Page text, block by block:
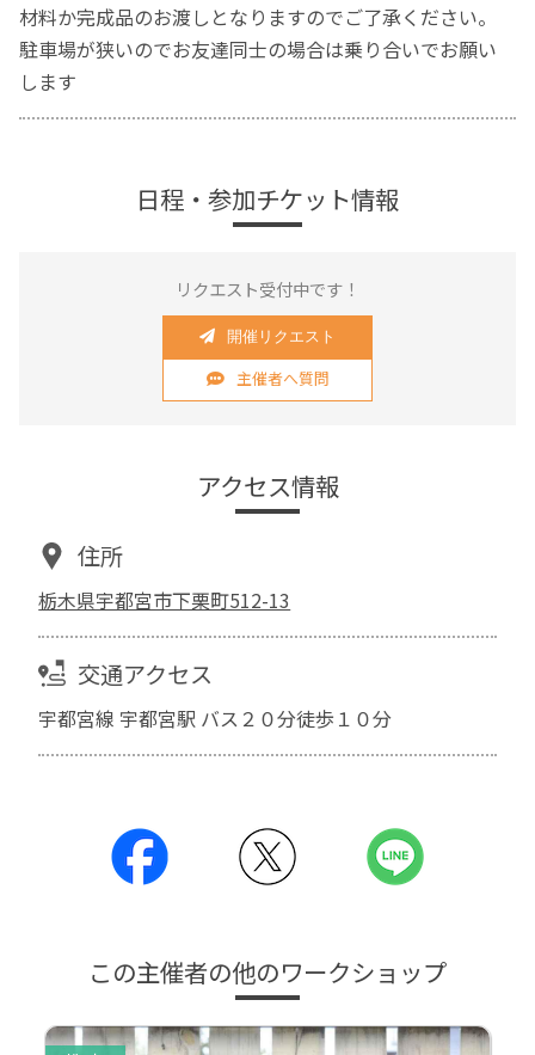
材料か完成品のお渡しとなりますのでご了承ください。
駐車場が狭いのでお友達同士の場合は乗り合いでお願い
します
日程・参加チケット情報
リクエスト受付中です！
開催リクエスト
主催者へ質問
アクセス情報
住所
栃木県宇都宮市下栗町512-13
交通アクセス
宇都宮線 宇都宮駅 バス２０分徒歩１０分
この主催者の他のワークショップ